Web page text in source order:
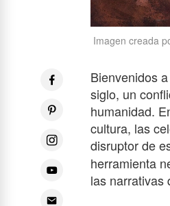
Imagen creada
Bienvenidos
siglo, un
humanidad.
cultura, las
disruptor de
herramienta
las narrativas